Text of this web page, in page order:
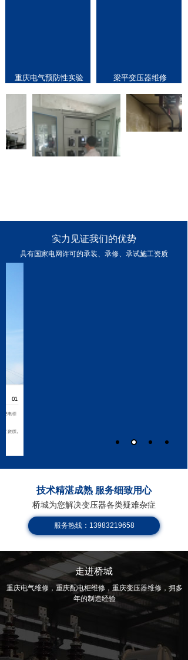
重庆电气预防性实验 梁平变压器维修
实力见证我们的优势
具有国家电网许可的承装、承修、承试施工资质
技术精湛成熟 服务细致用心
桥城为您解决变压器各类疑难杂症
服务热线：13983219658
重庆电气维修，重庆配电柜维修， 重庆变压器维修， 拥多
年的制造经验
走进桥城